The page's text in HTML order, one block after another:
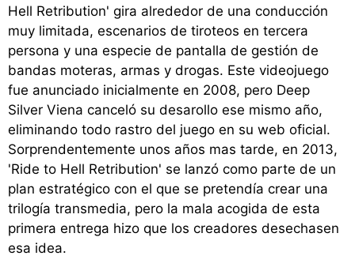
Hell Retribution' gira alrededor de una conducción
muy limitada, escenarios de tiroteos en tercera
persona y una especie de pantalla de gestión de
bandas moteras, armas y drogas. Este videojuego
fue anunciado inicialmente en 2008, pero Deep
Silver Viena canceló su desarollo ese mismo año,
eliminando todo rastro del juego en su web oficial.
Sorprendentemente unos años mas tarde, en 2013,
'Ride to Hell Retribution' se lanzó como parte de un
plan estratégico con el que se pretendía crear una
trilogía transmedia, pero la mala acogida de esta
primera entrega hizo que los creadores desechasen
esa idea.